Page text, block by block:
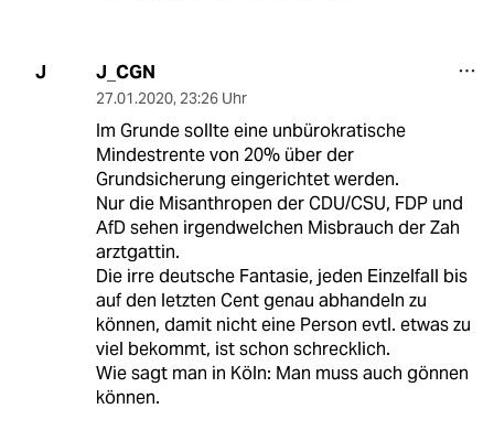
J J_CGN
27.01.2020, 23:26 Uhr
Im Grunde sollte eine unbürokratische
Mindestrente von 20% über der
Grundsicherung eingerichtet werden.
Nur die Misanthropen der CDU/CSU, FDP und
AfD sehen irgendwelchen Misbrauch der Zah
arztgattin.
Die irre deutsche Fantasie, jeden Einzelfall bis
auf den letzten Cent genau abhandeln zu
können, damit nicht eine Person evtl. etwas zu
viel bekommt, ist schon schrecklich.
Wie sagt man in Köln: Man muss auch gönnen
können.